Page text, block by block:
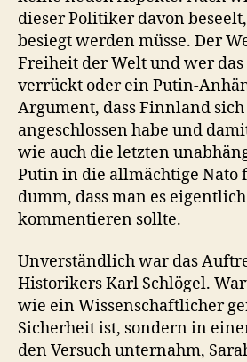
dieser Politiker davon
besiegt werden müsse. Der
Freiheit der Welt und wer
verrückt oder ein Putin-
Argument, dass Finnland
angeschlossen habe und
wie auch die letzten
Putin in die allmächtige Nato
dumm, dass man es
kommentieren sollte.
Unverständlich war das
Historikers Karl Schlögel.
wie ein Wissenschaftlicher
Sicherheit ist, sondern in
den Versuch unternahm,